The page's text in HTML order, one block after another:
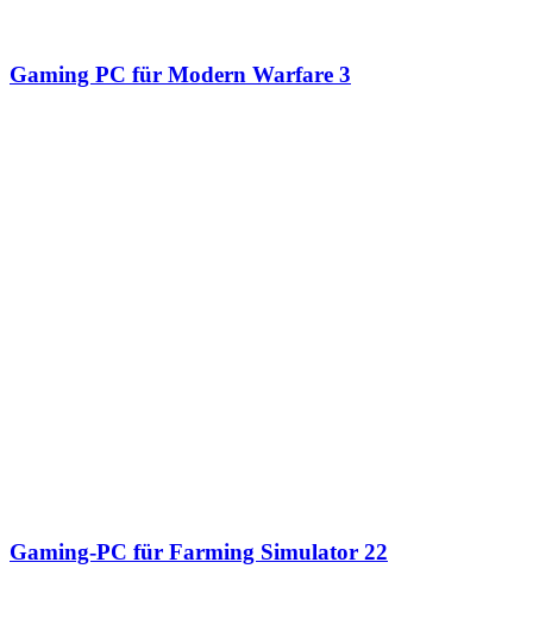
Gaming PC für Modern Warfare 3
Gaming-PC für Farming Simulator 22